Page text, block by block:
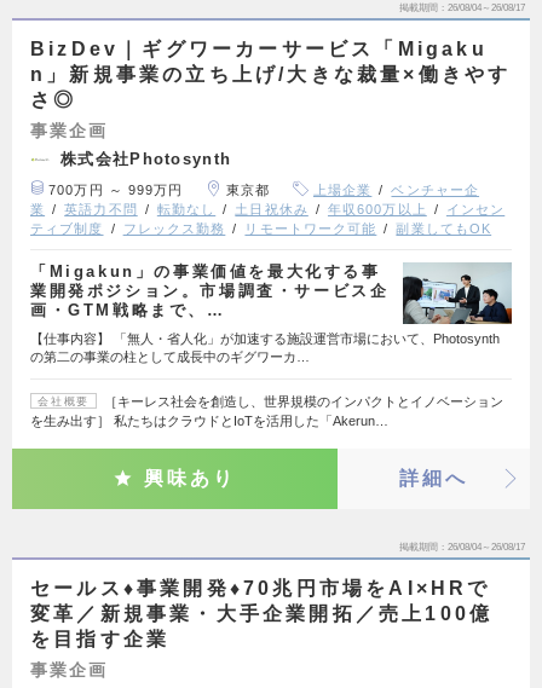
掲載期間 26/08/04～26/08/17
BizDev｜ギグワーカーサービス「Migaku
n」新規事業の立ち上げ/大きな裁量×働きやす
さ◎
事業企画
株式会社Photosynth
700万円 ～ 999万円 東京都 上場企業
ベンチャー企
業
英語力不問 転勤なし 土日祝休み 年収600万以上
インセン
ティブ制度
フレックス勤務 リモートワーク可能 副業してもOK
「Migakun」の事業価値を最大化する事
業開発ポジション。市場調査・サービス企
画・GTM戦略まで、…
【仕事内容】 「無人・省人化」が加速する施設運営市場において、Photosynth
の第二の事業の柱として成長中のギグワーカ…
会社概要
［キーレス社会を創造し、世界規模のインパクトとイノベーション
を生み出す］ 私たちはクラウドとIoTを活用した「Akerun…
興味あり 詳細へ
掲載期間 26/08/04～26/08/17
セールス♦事業開発♦70兆円市場をAI×HRで
変革／新規事業・大手企業開拓／売上100億
を目指す企業
事業企画